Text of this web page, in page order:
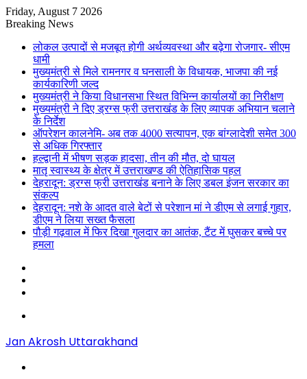
Friday, August 7 2026
Breaking News
लोकल उत्पादों से मजबूत होगी अर्थव्यवस्था और बढ़ेगा रोजगार- सीएम
धामी
मुख्यमंत्री से मिले रामनगर व घनसाली के विधायक, भाजपा की नई
कार्यकारिणी जल्द
मुख्यमंत्री ने किया विधानसभा स्थित विभिन्न कार्यालयों का निरीक्षण
मुख्यमंत्री ने दिए ड्रग्स फ्री उत्तराखंड के लिए व्यापक अभियान चलाने
के निर्देश
ऑपरेशन कालनेमि- अब तक 4000 सत्यापन, एक बांग्लादेशी समेत 300
से अधिक गिरफ्तार
हल्द्वानी में भीषण सड़क हादसा, तीन की मौत, दो घायल
मातृ स्वास्थ्य के क्षेत्र में उत्तराखण्ड की ऐतिहासिक पहल
देहरादून: ड्रग्स फ्री उत्तराखंड बनाने के लिए डबल इंजन सरकार का
संकल्प
देहरादून: नशे के आदत वाले बेटों से परेशान मां ने डीएम से लगाई गुहार,
डीएम ने लिया सख्त फैसला
पौड़ी गढ़वाल में फिर दिखा गुलदार का आतंक, टैंट में घुसकर बच्चे पर
हमला
Jan Akrosh Uttarakhand